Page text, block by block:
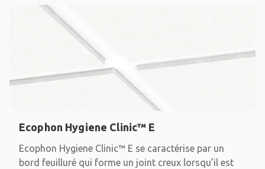
Ecophon Hygiene Clinic™ E
Ecophon Hygiene Clinic™ E se caractérise par un
bord feuilluré qui forme un joint creux lorsqu’il est